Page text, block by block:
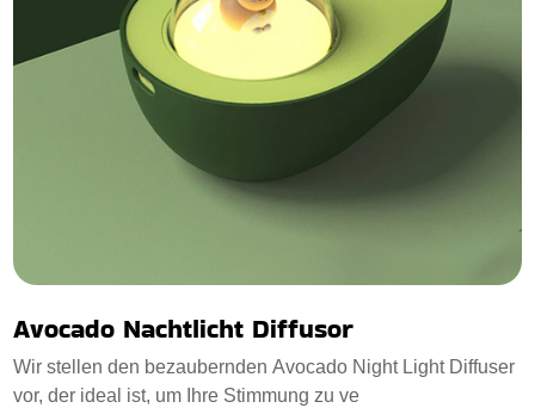
Avocado Nachtlicht Diffusor
Wir stellen den bezaubernden Avocado Night Light Diffuser
vor, der ideal ist, um Ihre Stimmung zu ve